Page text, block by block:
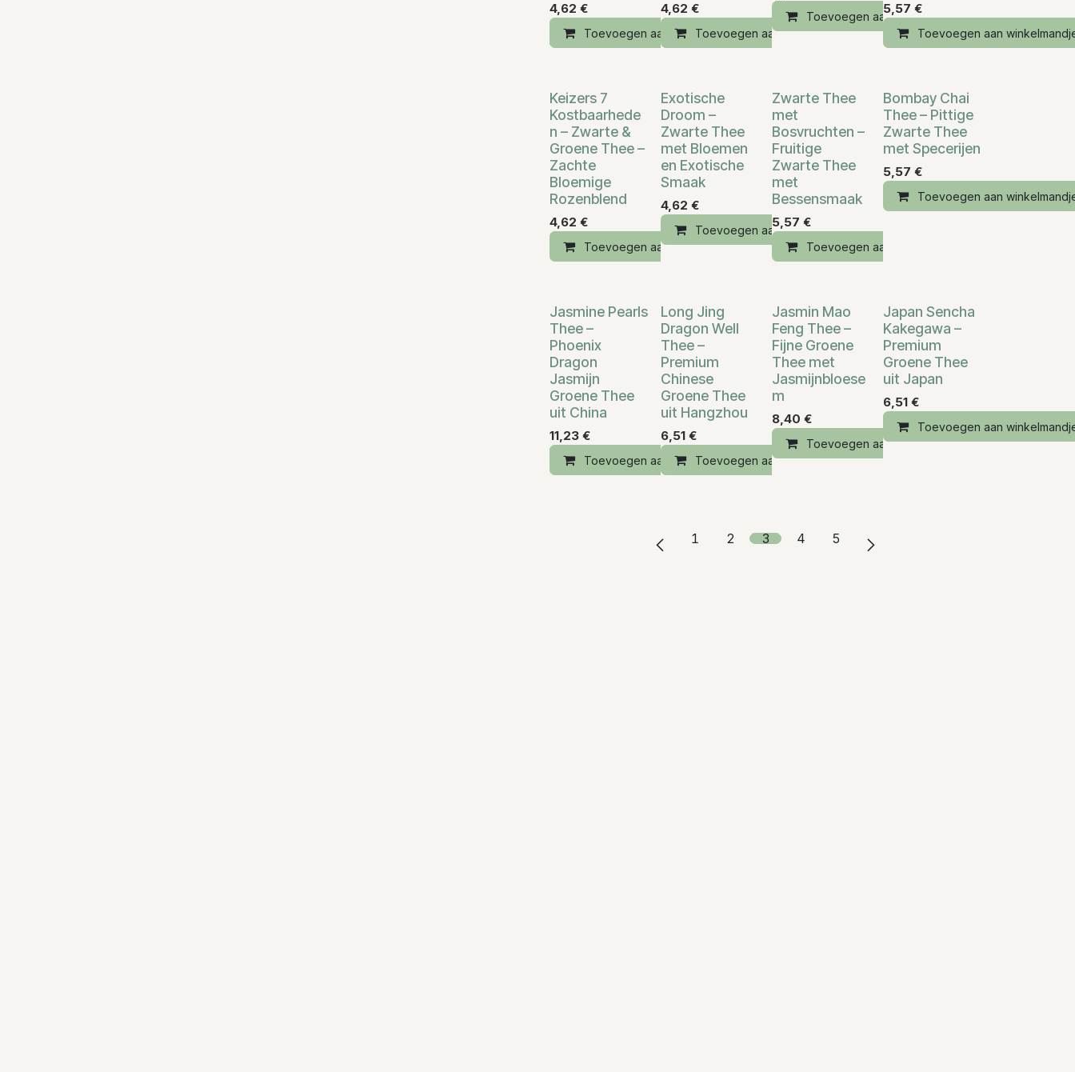
4,62 €
Toevoegen aan winkelmandje
4,62 €
Toevoegen aan winkelmandje
Toevoegen aan winkelmandje
5,57 €
Toevoegen aan
Keizers 7
Kostbaarhede
n – Zwarte &
Groene Thee –
Zachte
Bloemige
Rozenblend
4,62 €
Toevoegen aan winkelmandje
Exotische
Droom –
Zwarte Thee
met Bloemen
en Exotische
Smaak
4,62 €
Toevoegen aan winkelmandje
Zwarte Thee
met
Bosvruchten –
Fruitige
Zwarte Thee
met
Bessensmaak
5,57 €
Toevoegen aan winkelmandje
Bombay Chai
Thee – Pittige
Zwarte Thee
met Specerijen
5,57 €
Toevoegen aan
Jasmine Pearls
Thee –
Phoenix
Dragon
Jasmijn
Groene Thee
uit China
11,23 €
Toevoegen aan winkelmandje
Long Jing
Dragon Well
Thee –
Premium
Chinese
Groene Thee
uit Hangzhou
6,51€
Toevoegen aan winkelmandje
Jasmin Mao
Feng Thee –
Fijne Groene
Thee met
Jasmijnbloese
m
8,40 €
Toevoegen aan winkelmandje
Japan Sencha
Kakegawa –
Premium
Groene Thee
uit Japan
6,51€
Toevoegen aan
1 2 3 4 5